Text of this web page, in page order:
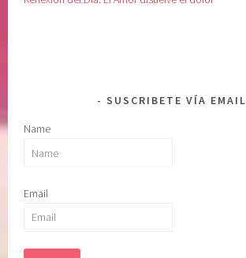
SUSCRIBETE VÍA EMAIL
Name
Email